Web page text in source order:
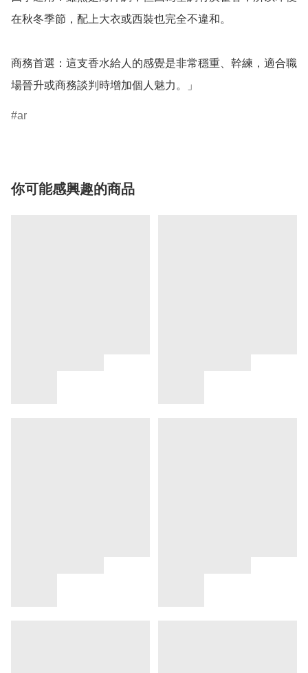
在秋冬季節，配上大衣或西裝也完全不違和。
商務首選：這支香水給人的感覺是非常穩重、幹練，適合職
場晉升或商務談判時增加個人魅力。」
ar
你可能感興趣的商品